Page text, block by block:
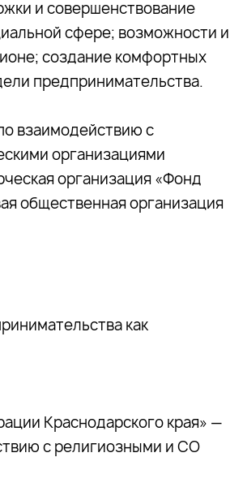
и совершенствование
сфере; возможности и
создание комфортных
предпринимательства.
взаимодействию с
организациями
организация «Фонд
общественная организация
как
Краснодарского края» —
с религиозными и СО